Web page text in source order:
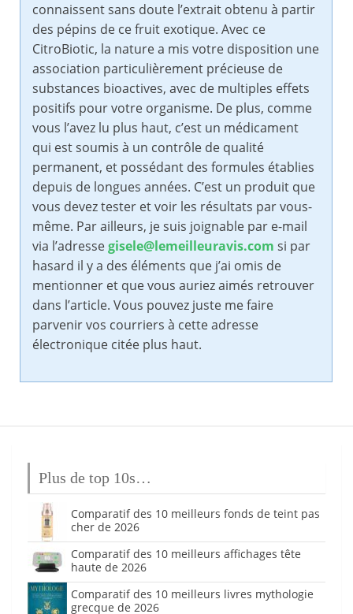
connaissent sans doute l’extrait obtenu à partir
des pépins de ce fruit exotique. Avec ce
CitroBiotic, la nature a mis votre disposition une
association particulièrement précieuse de
substances bioactives, avec de multiples effets
positifs pour votre organisme. De plus, comme
vous l’avez lu plus haut, c’est un médicament
qui est soumis à un contrôle de qualité
permanent, et possédant des formules établies
depuis de longues années. C’est un produit que
vous devez tester et voir les résultats par vous-
même. Par ailleurs, je suis joignable par e-mail
via l’adressegisele@lemeilleuravis.com si par
hasard il y a des éléments que j’ai omis de
mentionner et que vous auriez aimés retrouver
dans l’article. Vous pouvez juste me faire
parvenir vos courriers à cette adresse
électronique citée plus haut.
Plus de top 10s…
Comparatif des 10 meilleurs fonds de teint pas
cher de 2026
Comparatif des 10 meilleurs affichages tête
haute de 2026
Comparatif des 10 meilleurs livres mythologie
grecque de 2026